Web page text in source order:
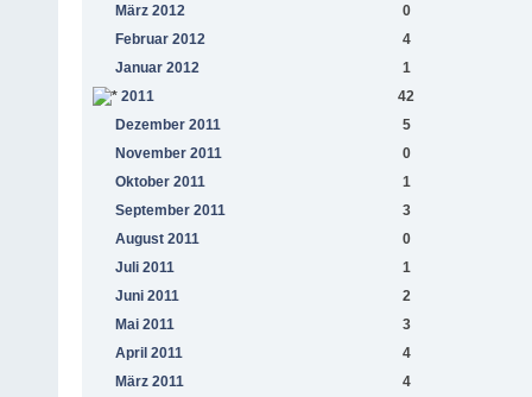
März 2012
0
Februar 2012
4
Januar 2012
1
2011
42
Dezember 2011
5
November 2011
0
Oktober 2011
1
September 2011
3
August 2011
0
Juli 2011
1
Juni 2011
2
Mai 2011
3
April 2011
4
März 2011
4